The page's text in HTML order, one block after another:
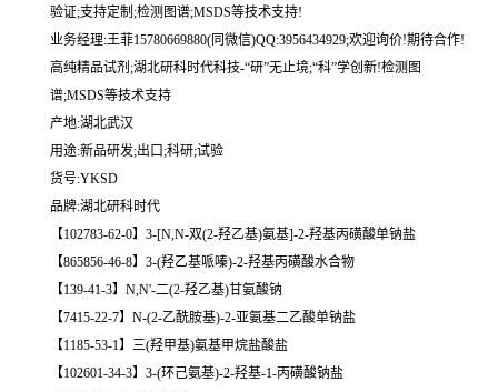
验证;支持定制;检测图谱;MSDS等技术支持!
业务经理:王菲15780669880(同微信)QQ:3956434929;欢迎询价!期待合作!
高纯精品试剂;湖北研科时代科技-“研”无止境;“科”学创新!检测图
谱;MSDS等技术支持
产地:湖北武汉
用途:新品研发;出口;科研;试验
货号:YKSD
品牌:湖北研科时代
【102783-62-0】3-[N,N-双(2-羟乙基)氨基]-2-羟基丙磺酸单钠盐
【865856-46-8】3-(羟乙基哌嗪)-2-羟基丙磺酸水合物
【139-41-3】N,N'-二(2-羟乙基)甘氨酸钠
【7415-22-7】N-(2-乙酰胺基)-2-亚氨基二乙酸单钠盐
【1185-53-1】三(羟甲基)氨基甲烷盐酸盐
【102601-34-3】3-(环己氨基)-2-羟基-1-丙磺酸钠盐